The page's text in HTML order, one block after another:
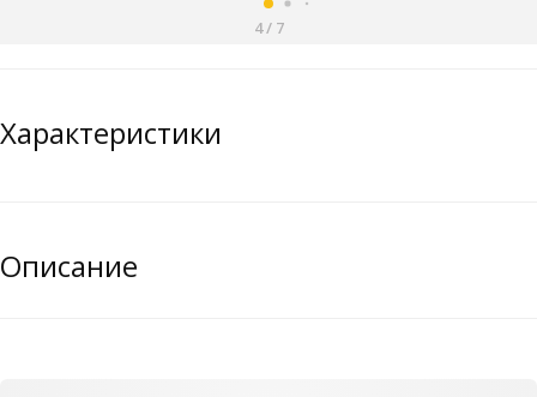
4/ 7
Характеристики
Описание